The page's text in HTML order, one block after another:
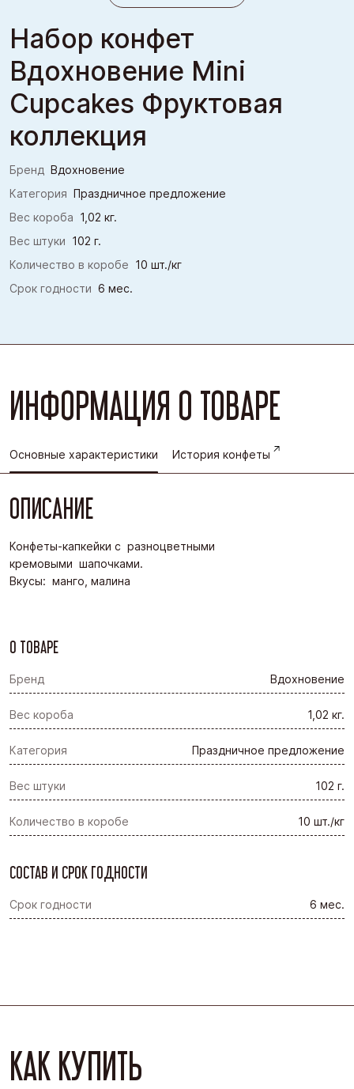
Набор конфет
Вдохновение Mini
Cupcakes Фруктовая
коллекция
Бренд Вдохновение
Категория Праздничное предложение
Вес короба 1,02 кг.
Вес штуки 102 г.
Количество в коробе 10 шт./кг
Срок годности 6 мес.
ИНФОРМАЦИЯ О ТОВАРЕ
Основные характеристики История конфеты
ОПИСАНИЕ
Конфеты-капкейки с разноцветными
кремовыми шапочками.
Вкусы: манго, малина
О ТОВАРЕ
Бренд Вдохновение
Вес короба 1,02 кг.
Категория Праздничное предложение
Вес штуки 102 г.
Количество в коробе 10 шт./кг
СОСТАВ И СРОК ГОДНОСТИ
Срок годности 6 мес.
КАК КУПИТЬ